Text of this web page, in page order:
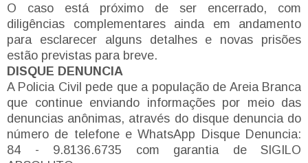
O caso está próximo de ser encerrado, com
diligências complementares ainda em andamento
para esclarecer alguns detalhes e novas prisões
estão previstas para breve.
DISQUE DENUNCIA
A Policia Civil pede que a população de Areia Branca
que continue enviando informações por meio das
denuncias anônimas, através do disque denuncia do
número de telefone e WhatsApp Disque Denuncia:
84 - 9.8136.6735 com garantia de SIGILO